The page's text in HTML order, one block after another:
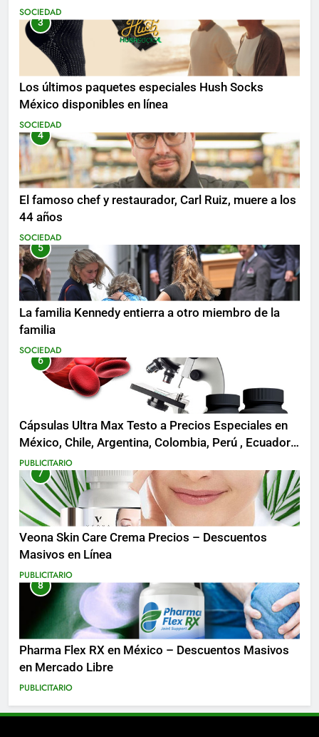
SOCIEDAD
3
Los últimos paquetes especiales Hush Socks
México disponibles en línea
SOCIEDAD
4
El famoso chef y restaurador, Carl Ruiz, muere a los
44 años
SOCIEDAD
5
La familia Kennedy entierra a otro miembro de la
familia
SOCIEDAD
6
Cápsulas Ultra Max Testo a Precios Especiales en
México, Chile, Argentina, Colombia, Perú , Ecuador,
Costa Rica y Más
PUBLICITARIO
7
Veona Skin Care Crema Precios – Descuentos
Masivos en Línea
PUBLICITARIO
8
Pharma Flex RX en México – Descuentos Masivos
en Mercado Libre
PUBLICITARIO